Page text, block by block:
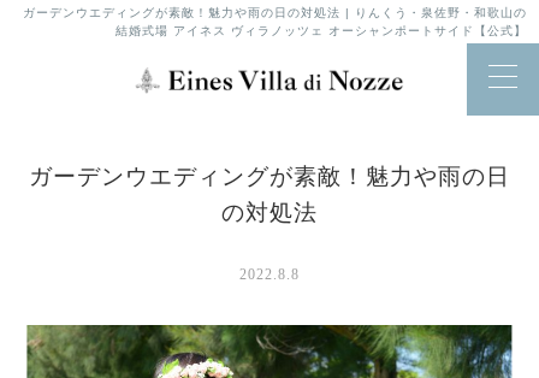
ガーデンウエディングが素敵！魅力や雨の日の対処法 | りんくう・泉佐野・和歌山の
結婚式場 アイネス ヴィラノッツェ オーシャンポートサイド【公式】
ガーデンウエディングが素敵！魅力や雨の日
の対処法
2022.8.8